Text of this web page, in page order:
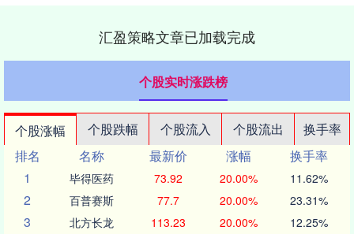
汇盈策略文章已加载完成
个股实时涨跌榜
个股涨幅 个股跌幅 个股流入 个股流出
换手率
排名
名称 最新价 涨幅
换手率
1
毕得医药 73.92 20.00% 11.62%
2 百普赛斯 77.7 20.00% 23.31%
3 北方长龙 113.23 20.00% 12.25%